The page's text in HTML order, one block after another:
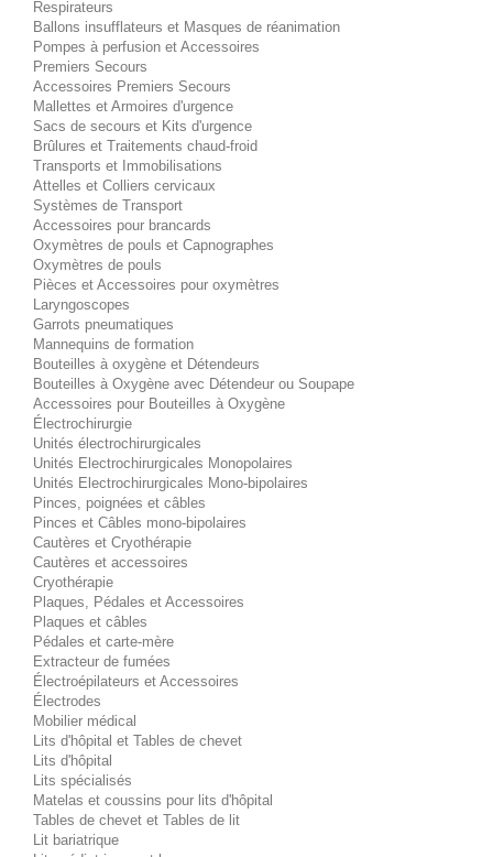
Respirateurs
Ballons insufflateurs et Masques de réanimation
Pompes à perfusion et Accessoires
Premiers Secours
Accessoires Premiers Secours
Mallettes et Armoires d'urgence
Sacs de secours et Kits d'urgence
Brûlures et Traitements chaud-froid
Transports et Immobilisations
Attelles et Colliers cervicaux
Systèmes de Transport
Accessoires pour brancards
Oxymètres de pouls et Capnographes
Oxymètres de pouls
Pièces et Accessoires pour oxymètres
Laryngoscopes
Garrots pneumatiques
Mannequins de formation
Bouteilles à oxygène et Détendeurs
Bouteilles à Oxygène avec Détendeur ou Soupape
Accessoires pour Bouteilles à Oxygène
Électrochirurgie
Unités électrochirurgicales
Unités Electrochirurgicales Monopolaires
Unités Electrochirurgicales Mono-bipolaires
Pinces, poignées et câbles
Pinces et Câbles mono-bipolaires
Cautères et Cryothérapie
Cautères et accessoires
Cryothérapie
Plaques, Pédales et Accessoires
Plaques et câbles
Pédales et carte-mère
Extracteur de fumées
Électroépilateurs et Accessoires
Électrodes
Mobilier médical
Lits d'hôpital et Tables de chevet
Lits d'hôpital
Lits spécialisés
Matelas et coussins pour lits d'hôpital
Tables de chevet et Tables de lit
Lit bariatrique